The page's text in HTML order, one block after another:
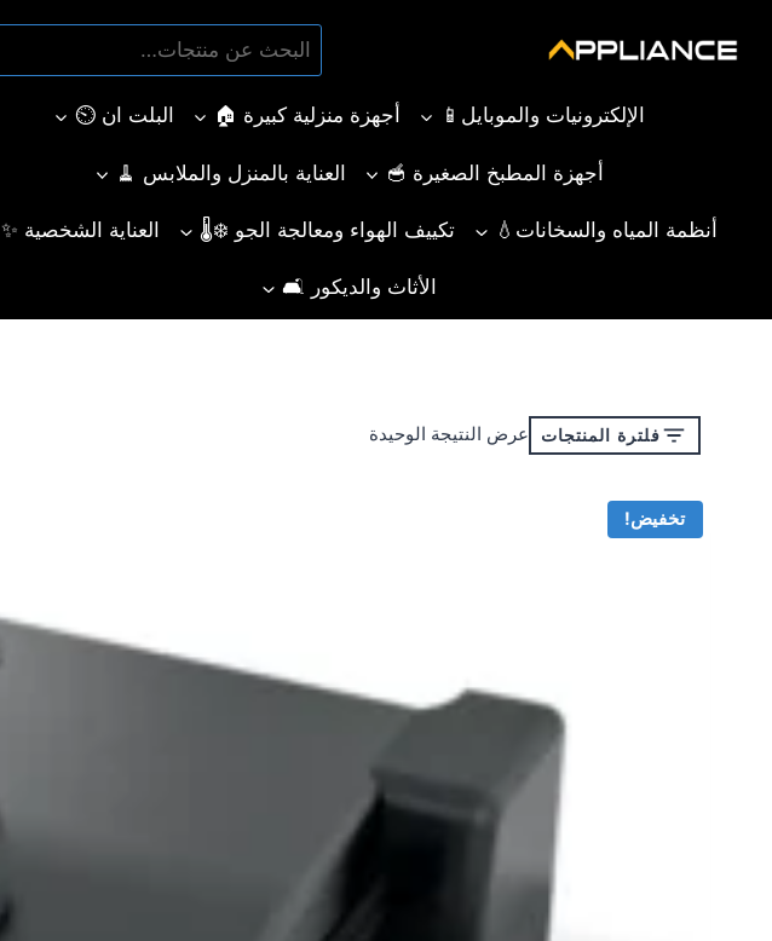
البحث
عن:
بحث
الإلكترونيات والموبايل📱 أجهزة منزلية كبيرة 🏠 البلت ان ⏲️
أجهزة المطبخ الصغيرة 🥣 العناية بالمنزل والملابس 🧹
أنظمة المياه والسخانات💧 تكييف الهواء ومعالجة الجو ❄️🌡️ العناية الشخصية ✨
الأثاث والديكور 🛋️
فلترة المنتجات عرض النتيجة الوحيدة
تخفيض!